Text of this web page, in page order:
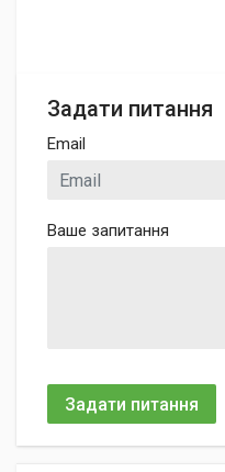
Задати питання
Email
Ваше запитання
Задати питання